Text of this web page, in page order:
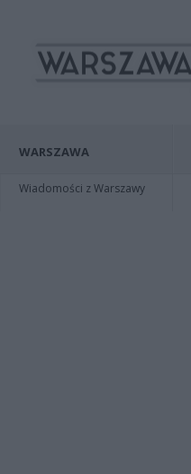
WARSZAWA
Wiadomości z Warszawy